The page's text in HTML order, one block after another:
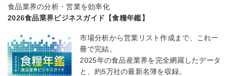
食品業界の分析・営業を効率化
2026食品業界ビジネスガイド【食糧年鑑】
市場分析から営業リスト作成まで、これ一
冊で完結。
2025年の食品産業界を完全網羅したデータ
と、約5万社の最新名簿を収録。